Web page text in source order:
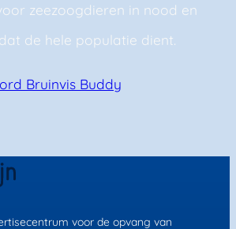
zeezoogdieren in nood en
de hele populatie dient.
Bruinvis Buddy
voor de opvang van